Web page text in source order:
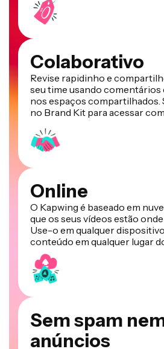
Colaborativo
Revise rapidinho e
seu time usando comentários
nos espaços compartilhados.
no Brand Kit para acessar
Online
O Kapwing é baseado em
que os seus vídeos estão
Use-o em qualquer
conteúdo em qualquer lugar
Sem spam
anúncios